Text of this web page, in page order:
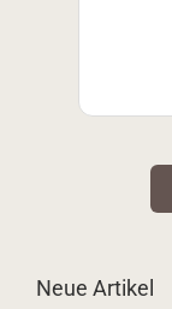
Neue Artikel